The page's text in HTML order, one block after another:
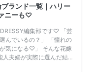
ランド一覧｜ハリー
ニーも♡
編集部です♡ 「芸
んでいるの？」 「憧れの
気になる♡」 そんな花嫁
夫婦が実際に選んだ結婚